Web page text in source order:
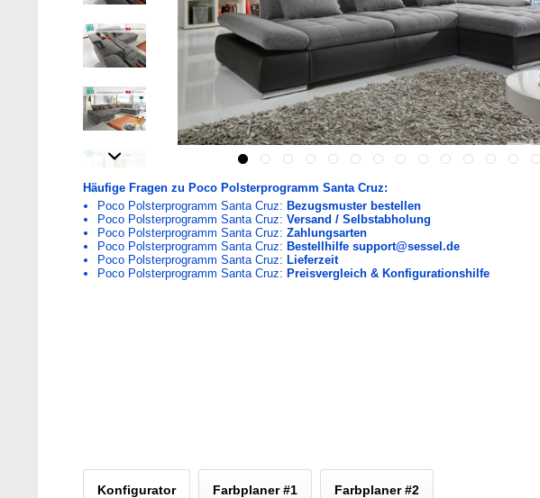
Häufige Fragen zu Poco Polsterprogramm Santa Cruz:
Poco Polsterprogramm Santa Cruz: Bezugsmuster bestellen
Poco Polsterprogramm Santa Cruz: Versand / Selbstabholung
Poco Polsterprogramm Santa Cruz: Zahlungsarten
Poco Polsterprogramm Santa Cruz: Bestellhilfe support@sessel.de
Poco Polsterprogramm Santa Cruz: Lieferzeit
Poco Polsterprogramm Santa Cruz: Preisvergleich & Konfigurationshilfe
Konfigurator Farbplaner #1 Farbplaner #2